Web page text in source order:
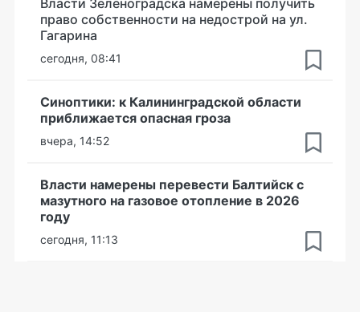
Власти Зеленоградска намерены получить
право собственности на недострой на ул.
Гагарина
сегодня, 08:41
Синоптики: к Калининградской области
приближается опасная гроза
вчера, 14:52
Власти намерены перевести Балтийск с
мазутного на газовое отопление в 2026
году
сегодня, 11:13